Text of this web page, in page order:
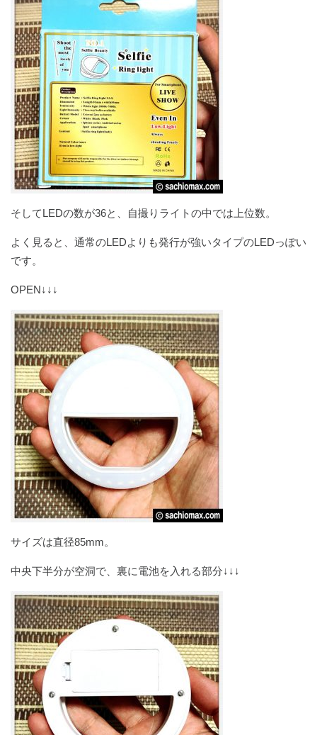
そしてLEDの数が36と、自撮りライトの中では上位数。
よく見ると、通常のLEDよりも発行が強いタイプのLEDっぽい
です。
OPEN↓↓↓
サイズは直径85mm。
中央下半分が空洞で、裏に電池を入れる部分↓↓↓